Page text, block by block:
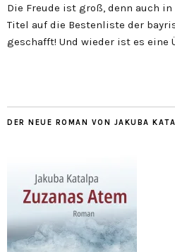
Die Freude ist groß, denn auch
Titel auf die Bestenliste der
geschafft! Und wieder ist es eine
DER NEUE ROMAN VON JAKUBA